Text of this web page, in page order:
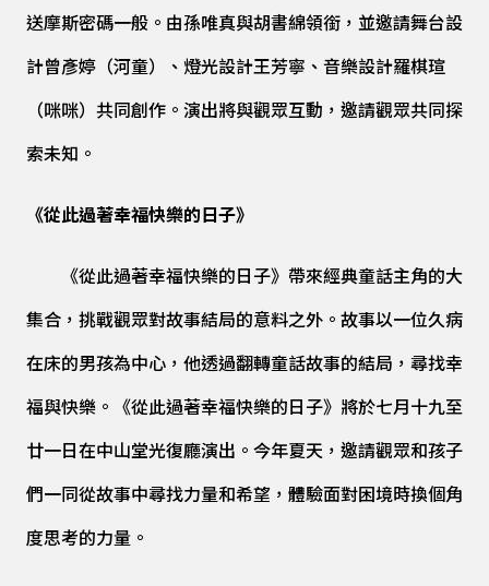
送摩斯密碼一般。由孫唯真與胡書綿領銜，並邀請舞台設
計曾彥婷（河童）、燈光設計王芳寧、音樂設計羅棋瑄
（咪咪）共同創作。演出將與觀眾互動，邀請觀眾共同探
索未知。
《從此過著幸福快樂的日子》
《從此過著幸福快樂的日子》帶來經典童話主角的大
集合，挑戰觀眾對故事結局的意料之外。故事以一位久病
在床的男孩為中心，他透過翻轉童話故事的結局，尋找幸
福與快樂。《從此過著幸福快樂的日子》將於七月十九至
廿一日在中山堂光復廳演出。今年夏天，邀請觀眾和孩子
們一同從故事中尋找力量和希望，體驗面對困境時換個角
度思考的力量。